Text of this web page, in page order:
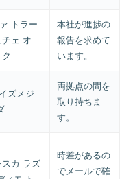
トラー
ェ オ
本社が進捗の
報告を求めて
います。
ズメジ
両拠点の間を
取り持ちま
す。
スカ ラズ
時差があるの
でメールで確